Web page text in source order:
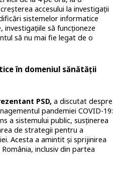
accesului la investigații
sistemelor informatice
să funcționeze
să nu mai fie legat de o
în domeniul sănătății
PSD,a discutat despre
pandemiei COVID-19:
a sistemului public, susținerea
de strategii pentru a
Acesta a amintit și sprijinirea
inclusiv din partea